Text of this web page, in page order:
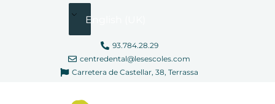
English (UK)
93.784.28.29
centredental@lesescoles.com
Carretera de Castellar, 38, Terrassa